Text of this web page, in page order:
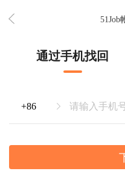
51Job
通过手机找回